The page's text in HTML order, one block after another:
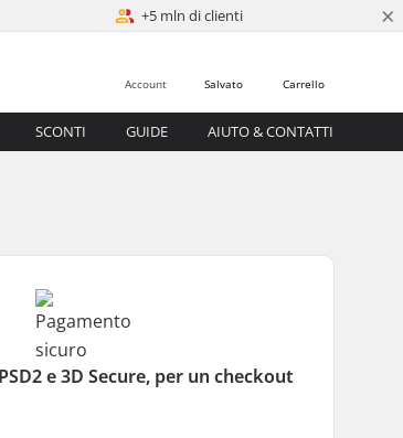
+5 mln di clienti ×
Carrello
Salvato
Account
SCONTI GUIDE AIUTO & CONTATTI
e 3D Secure, per un checkout